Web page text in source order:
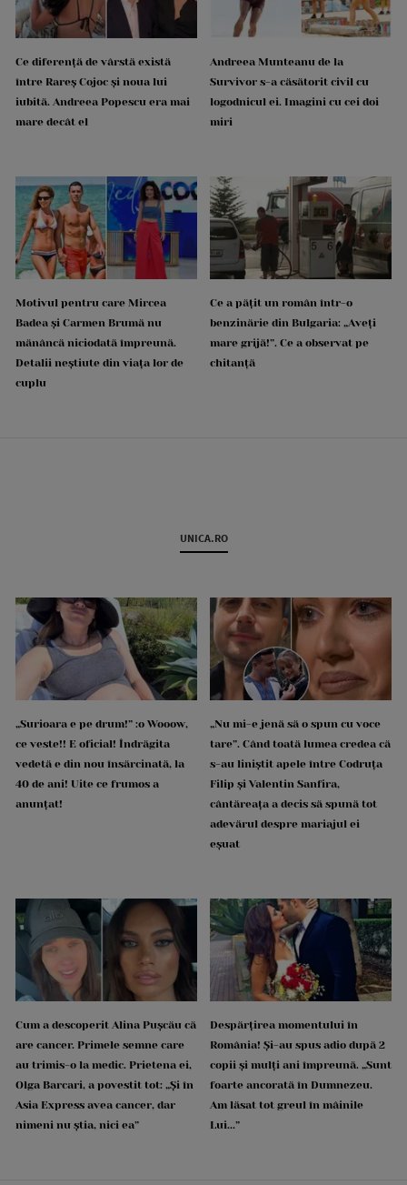
Ce diferență de vârstă există
între Rareș Cojoc și noua lui
iubită. Andreea Popescu era mai
mare decât el
Andreea Munteanu de la
Survivor s-a căsătorit civil cu
logodnicul ei. Imagini cu cei doi
miri
Motivul pentru care Mircea
Badea și Carmen Brumă nu
mănâncă niciodată împreună.
Detalii neștiute din viața lor de
cuplu
Ce a pățit un român într-o
benzinărie din Bulgaria: „Aveți
mare grijă!”. Ce a observat pe
chitanță
UNICA.RO
„Surioara e pe drum!” :o Wooow,
ce veste!! E oficial! Îndrăgita
vedetă e din nou însărcinată, la
40 de ani! Uite ce frumos a
anunțat!
„Nu mi-e jenă să o spun cu voce
tare”. Când toată lumea credea că
s-au liniștit apele între Codruța
Filip și Valentin Sanfira,
cântăreața a decis să spună tot
adevărul despre mariajul ei
eșuat
Cum a descoperit Alina Pușcău că
are cancer. Primele semne care
au trimis-o la medic. Prietena ei,
Olga Barcari, a povestit tot: „Și în
Asia Express avea cancer, dar
nimeni nu știa, nici ea”
Despărțirea momentului în
România! Și-au spus adio după 2
copii și mulți ani împreună. „Sunt
foarte ancorată în Dumnezeu.
Am lăsat tot greul în mâinile
Lui...”